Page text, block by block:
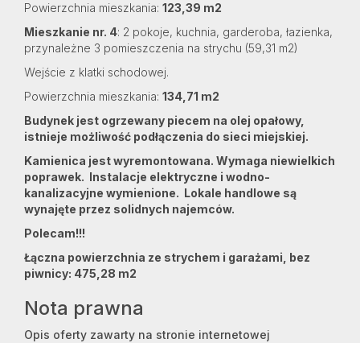
Powierzchnia mieszkania: 123,39 m2
Mieszkanie nr. 4: 2 pokoje, kuchnia, garderoba, łazienka,
przynależne 3 pomieszczenia na strychu (59,31 m2)
Wejście z klatki schodowej.
Powierzchnia mieszkania: 134,71 m2
Budynek jest ogrzewany piecem na olej opałowy,
istnieje możliwość podłączenia do sieci miejskiej.
Kamienica jest wyremontowana. Wymaga niewielkich
poprawek. Instalacje elektryczne i wodno-
kanalizacyjne wymienione. Lokale handlowe są
wynajęte przez solidnych najemców.
Polecam!!!
Łączna powierzchnia ze strychem i garażami, bez
piwnicy: 475,28 m2
Nota prawna
Opis oferty zawarty na stronie internetowej